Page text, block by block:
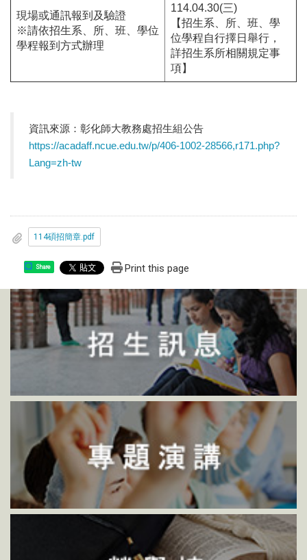
現場或通訊報到及驗證
※請依招生系、所、班、學位
學程報到方式辦理
114.04.30(三)
【招生系、所、班、學
位學程自行擇日舉行，
詳招生系所相關規定事
項】
資訊來源：彰化師大教務處招生組公告
https://acadaff.ncue.edu.tw/p/406-1002-28566,r171.php?
Lang=zh-tw
114碩招簡章.pdf
Share Print this page